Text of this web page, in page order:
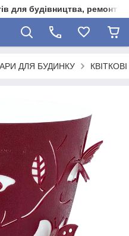
для будівництва, ремонту,
ДЛЯ БУДИНКУ